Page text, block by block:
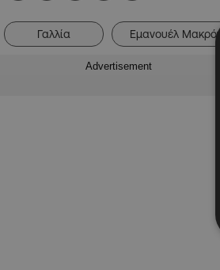
Γαλλία Εμανουέλ Μακρόν
Advertisement